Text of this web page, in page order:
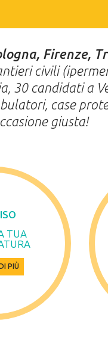
Firenze,
civili
30 candidati a
case
giusta!
TUA
PIÙ